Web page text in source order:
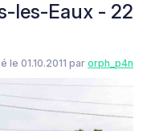
les-Eaux - 22
le 01.10.2011 par orph_p4n